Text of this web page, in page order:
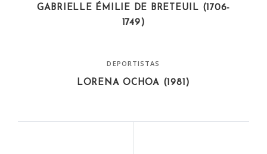
GABRIELLE ÉMILIE DE BRETEUIL (1706-
1749)
DEPORTISTAS
LORENA OCHOA (1981)